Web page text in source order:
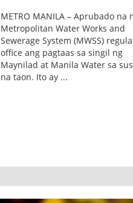
METRO MANILA – Aprubado na
Metropolitan Water Works and
Sewerage System (MWSS)
office ang pagtaas sa singil ng
Maynilad at Manila Water sa
na taon. Ito ay ...